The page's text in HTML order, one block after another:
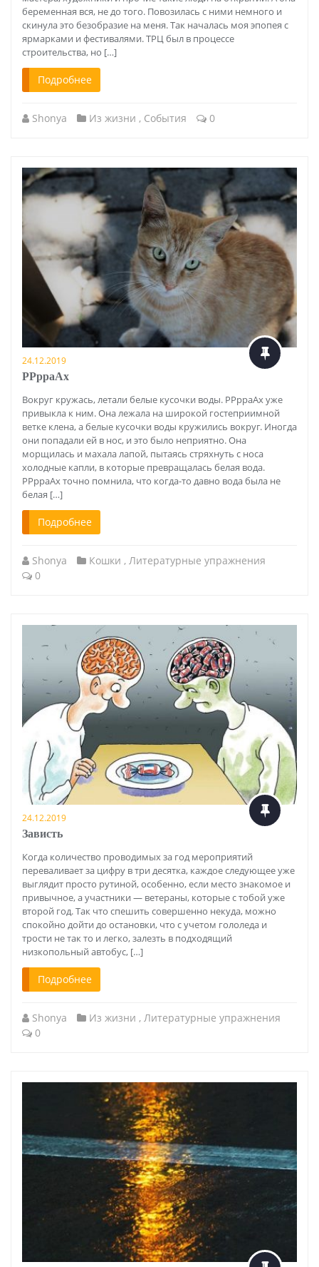
беременная вся, не до того. Повозилась с ними немного и
скинула это безобразие на меня. Так началась моя эпопея с
ярмарками и фестивалями. ТРЦ был в процессе
строительства, но […]
Подробнее
Shonya Из жизни , События 0
24.12.2019
РРрраАх
Вокруг кружась, летали белые кусочки воды. РРрраАх уже
привыкла к ним. Она лежала на широкой гостеприимной
ветке клена, а белые кусочки воды кружились вокруг. Иногда
они попадали ей в нос, и это было неприятно. Она
морщилась и махала лапой, пытаясь стряхнуть с носа
холодные капли, в которые превращалась белая вода.
РРрраАх точно помнила, что когда-то давно вода была не
белая […]
Подробнее
Shonya Кошки , Литературные упражнения
0
24.12.2019
Зависть
Когда количество проводимых за год мероприятий
переваливает за цифру в три десятка, каждое следующее уже
выглядит просто рутиной, особенно, если место знакомое и
привычное, а участники — ветераны, которые с тобой уже
второй год. Так что спешить совершенно некуда, можно
спокойно дойти до остановки, что с учетом гололеда и
трости не так то и легко, залезть в подходящий
низкопольный автобус, […]
Подробнее
Shonya Из жизни , Литературные упражнения
0